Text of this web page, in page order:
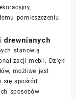
pomieszczeniu.
drewnianych
stanowią
mebli. Dzięki
możliwe jest
się spośród
sposobów